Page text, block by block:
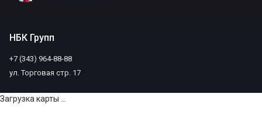
НБК Групп
+7 (343) 964-88-88
ул. Торговая стр. 17
Загрузка карты ...